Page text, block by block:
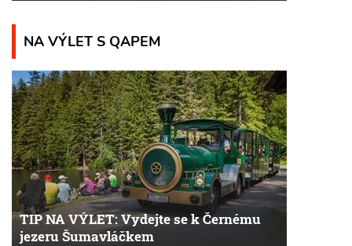
NA VÝLET S QAPEM
TIP NA VÝLET: Vydejte se k Černému
jezeru Šumavláčkem